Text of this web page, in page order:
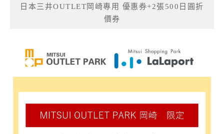
日本三井OUTLET岡崎專用 優惠券+2張500日圓折
價券